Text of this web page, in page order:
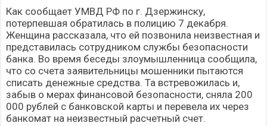
Как сообщает УМВД РФ по г. Дзержинску,
потерпевшая обратилась в полицию 7 декабря.
Женщина рассказала, что ей позвонила неизвестная и
представилась сотрудником службы безопасности
банка. Во время беседы злоумышленница сообщила,
что со счета заявительницы мошенники пытаются
списать денежные средства. Та встревожилась и,
забыв о мерах финансовой безопасности, сняла 200
000 рублей с банковской карты и перевела их через
банкомат на неизвестный расчетный счет.